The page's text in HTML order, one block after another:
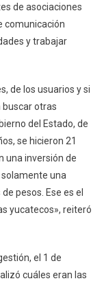
de asociaciones
comunicación
y trabajar
de los usuarios y si
buscar otras
del Estado, de
se hicieron 21
una inversión de
solamente una
pesos. Ese es el
yucatecos», reiteró
el 1 de
cuáles eran las